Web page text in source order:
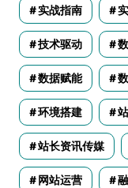
实战指南
技术驱动
数据赋能
环境搭建
站长资讯传媒
网站运营